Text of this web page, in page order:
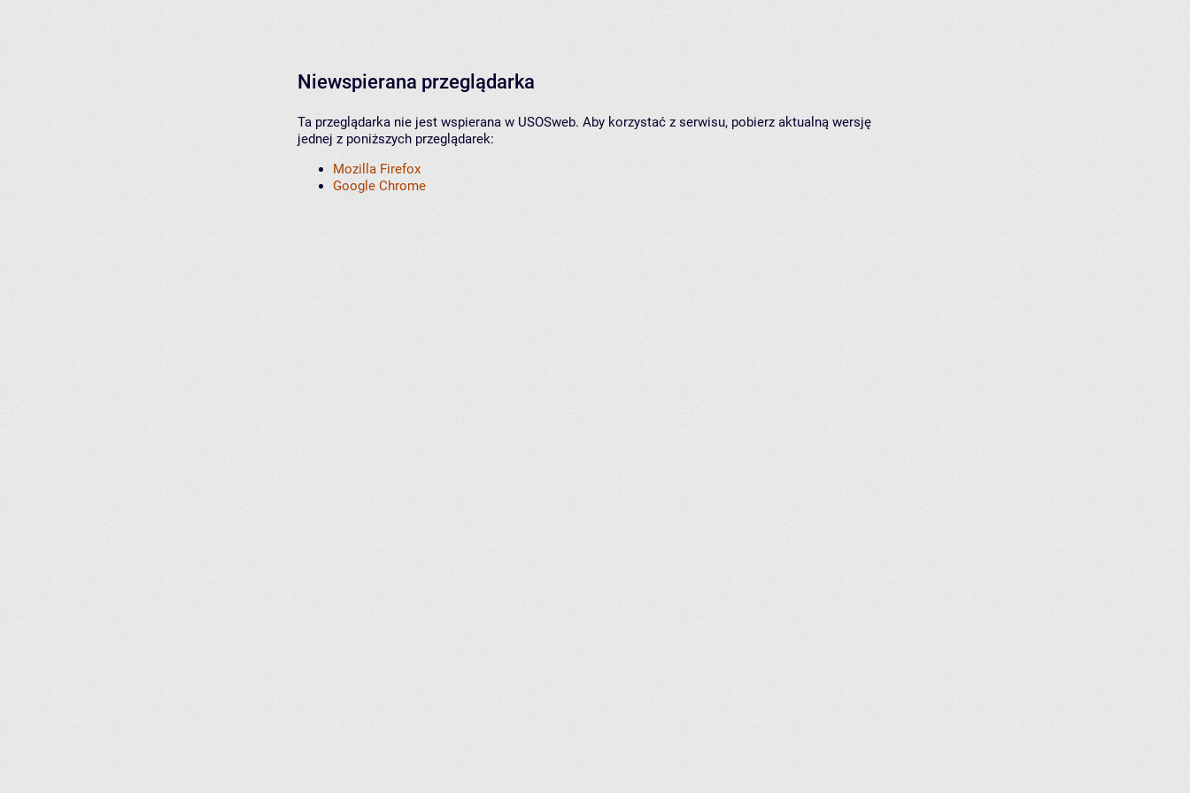
Niewspierana przeglądarka
Ta przeglądarka nie jest wspierana w USOSweb. Aby korzystać z serwisu, pobierz aktualną wersję
jednej z poniższych przeglądarek:
Mozilla Firefox
Google Chrome